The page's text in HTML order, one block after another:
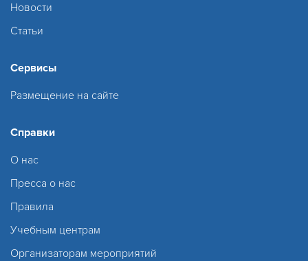
Новости
Статьи
Сервисы
Размещение на сайте
Справки
О нас
Пресса о нас
Правила
Учебным центрам
Организаторам мероприятий